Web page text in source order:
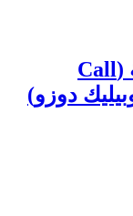
موظفات مبيعات سياحة علاجية (Call